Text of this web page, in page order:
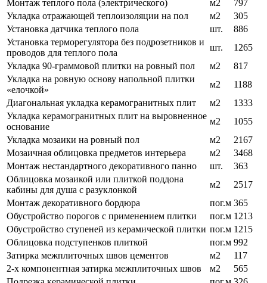
Монтаж теплого пола (электрического) м2
797
Укладка отражающей теплоизоляции на пол
м2
305
Установка датчика теплого пола
шт.
886
Установка терморегулятора без подрозетников и
проводов для теплого пола
шт.
1265
Укладка 90-граммовой плитки на ровный пол
м2
817
Укладка на ровную основу напольной плитки
«елочкой»
м2
1188
Диагональная укладка керамогранитных плит
м2
1333
Укладка керамогранитных плит на выровненное
основание
м2
1055
Укладка мозаики на ровный пол
м2
2167
Мозаичная облицовка предметов интерьера
м2
3468
Монтаж нестандартного декоративного панно
шт.
363
Облицовка мозаикой или плиткой поддона
кабины для душа с разуклонкой
м2
2517
Монтаж декоративного бордюра
пог.м 365
Обустройство порогов с применением плитки
пог.м 1213
Обустройство ступеней из керамической плитки пог.м 1215
Облицовка подступенков плиткой
пог.м 992
Затирка межплиточных швов цементов
м2
117
2-х компонентная затирка межплиточных швов
м2
565